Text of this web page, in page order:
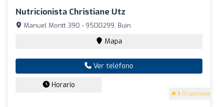
Nutricionista Christiane Utz
5 (5 opiniones)
Manuel Montt 390 - 9500299, Buin
Mapa
Ver teléfono
Horario